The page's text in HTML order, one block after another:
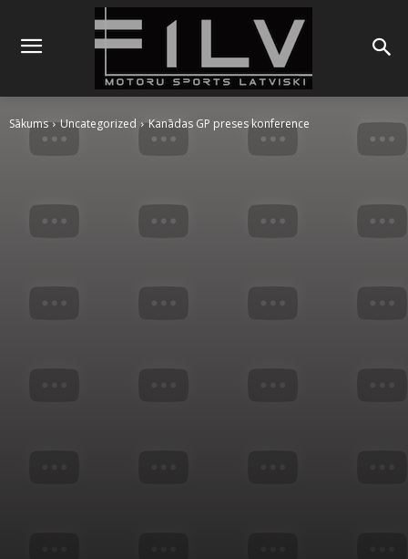
Sākums Uncategorized Kanādas GP preses konference